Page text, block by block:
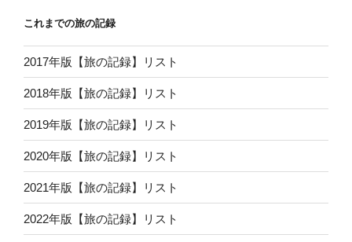
これまでの旅の記録
2017年版【旅の記録】リスト
2018年版【旅の記録】リスト
2019年版【旅の記録】リスト
2020年版【旅の記録】リスト
2021年版【旅の記録】リスト
2022年版【旅の記録】リスト